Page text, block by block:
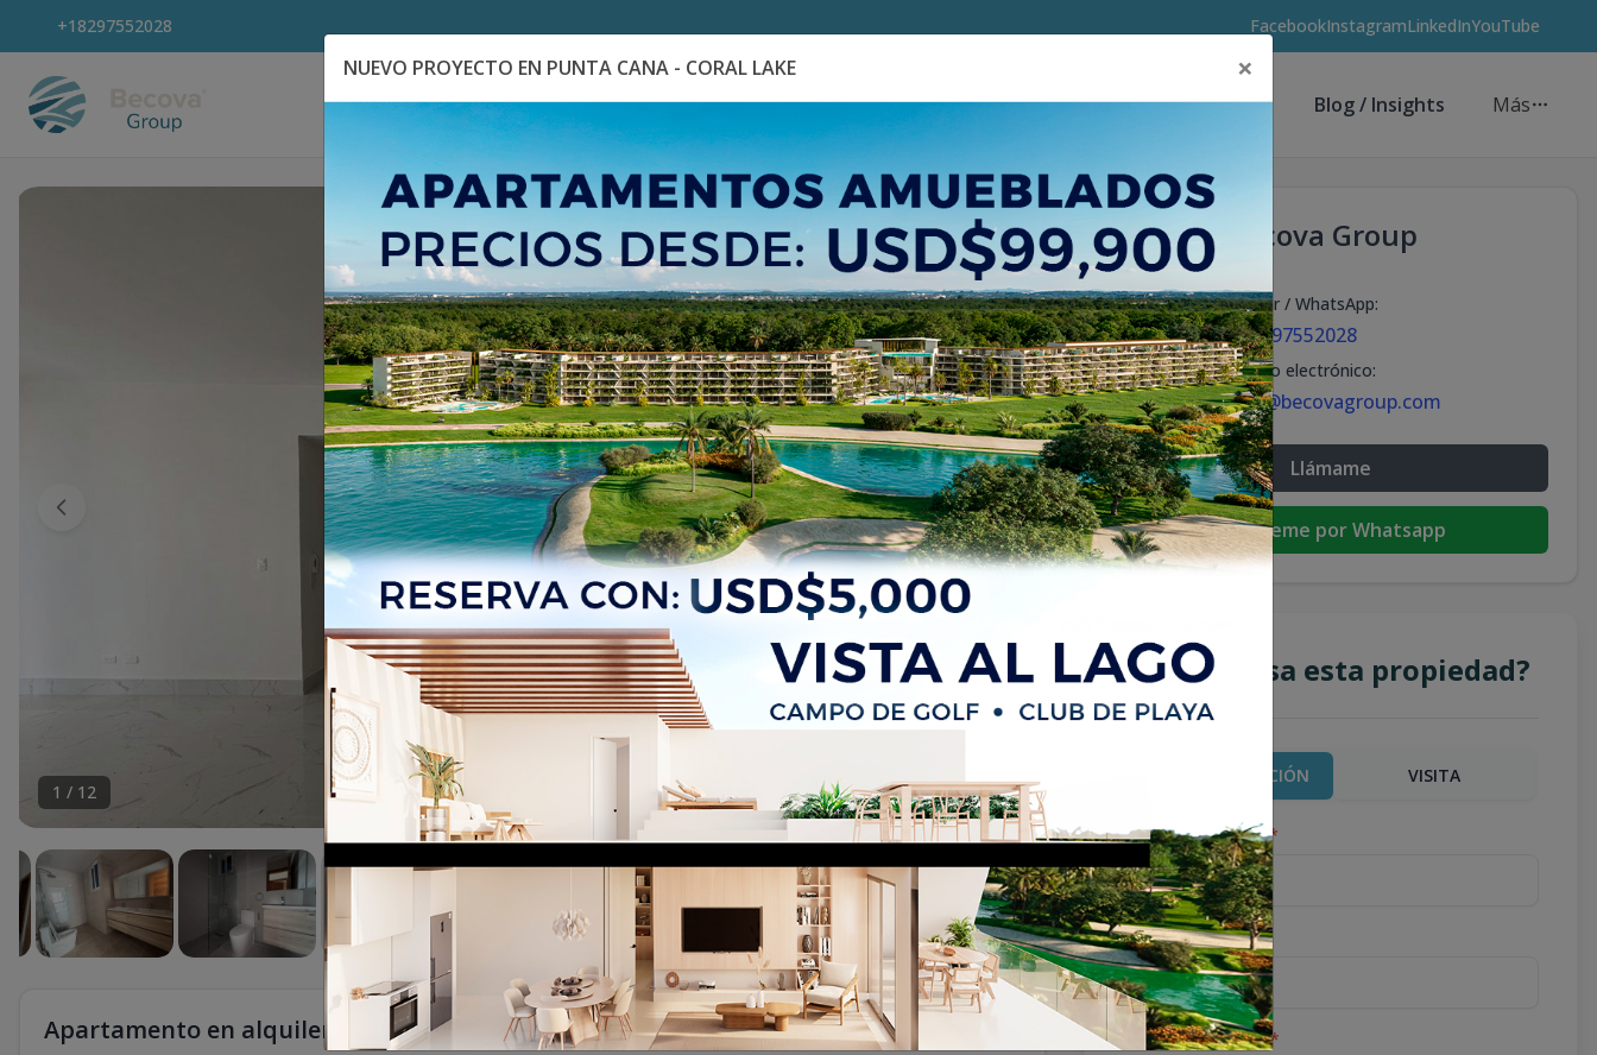
+18297552028 FacebookInstagramLinkedInYouTube
Explora Propiedades Catálogo de Proyectos Guía de inversión Asesores de Inversión Blog / Insights Más
1 / 12
Apartamento en alquiler en Bella Vista
Becova Group
Celular / WhatsApp:
+18297552028
Correo electrónico:
info@becovagroup.com
Llámame
Escribeme por Whatsapp
¿Te interesa esta propiedad?
MÁS INFORMACIÓN VISITA
Nombre completo*
Teléfono*
Correo Electrónico*
NUEVO PROYECTO EN PUNTA CANA - CORAL LAKE ×